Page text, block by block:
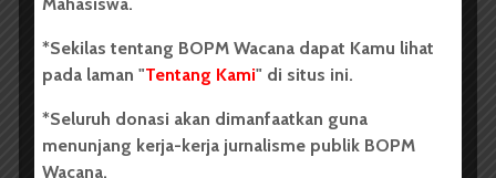
BERITA KAMPUS
*Sekilas tentang BOPM Wacana dapat Kamu lihat
pada laman "Tentang Kami" di situs ini.
*Seluruh donasi akan dimanfaatkan guna
menunjang kerja-kerja jurnalisme publik BOPM
Wacana.